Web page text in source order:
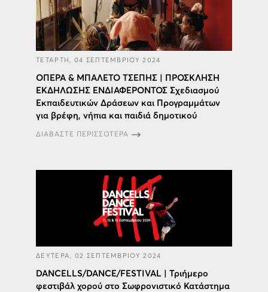
ΤΕΤΑΡΤΗ, 04 ΣΕΠΤΕΜΒΡΙΟΥ 2024
ΟΠΕΡΑ & ΜΠΑΛΕΤΟ ΤΣΕΠΗΣ | ΠΡΟΣΚΛΗΣΗ
ΕΚΔΗΛΩΣΗΣ ΕΝΔΙΑΦΕΡΟΝΤΟΣ Σχεδιασμού
Εκπαιδευτικών Δράσεων και Προγραμμάτων
για βρέφη, νήπια και παιδιά δημοτικού
ΔΙΑΒΑΣΤΕ ΠΕΡΙΣΣΟΤΕΡΑ
ΔΕΥΤΕΡΑ, 02 ΣΕΠΤΕΜΒΡΙΟΥ 2024
DANCELLS/DANCE/FESTIVAL | Τριήμερο
φεστιβάλ χορού στο Σωφρονιστικό Κατάστημα